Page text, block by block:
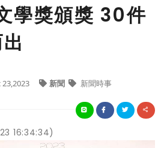
學獎頒獎 30件
23,2023 新聞 新聞時事
16:34:34)